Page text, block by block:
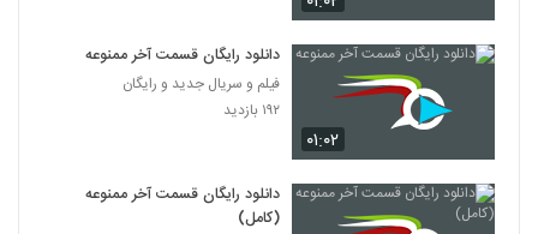
۰۱:۰۲
دانلود رایگان قسمت آخر ممنوعه
فیلم و سریال جدید و رایگان
۱۹۲ بازدید
دانلود رایگان قسمت آخر ممنوعه
(کامل)